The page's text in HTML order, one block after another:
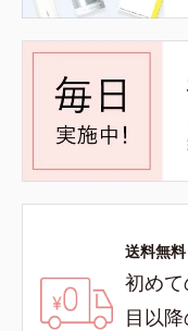
送料無料
初め
目以